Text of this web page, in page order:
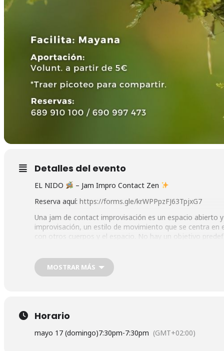
Detalles del evento
EL NIDO
– Jam Impro Contact Zen
Reserva aquí: https://forms.gle/krWPPpzFJ63TpjxG7
Una jam de contact improvisación es un espacio abierto
improvisación, un estilo de movimiento que se centra
con otros cuerpos y el espacio. No hay un objetivo
Domingo 17 de mayo de 19:30 a 21:30h
Dirección:
MOSTRAR MÁS
Horario
mayo 17 (domingo)7:30pm-7:30pm (GMT+02:00)